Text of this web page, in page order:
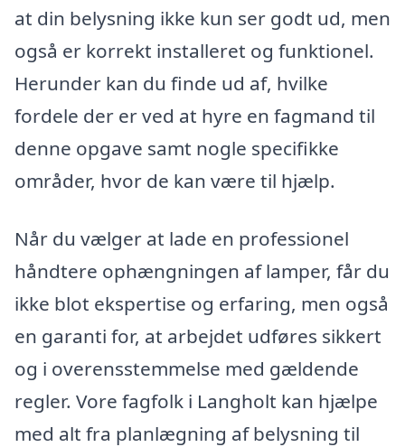
at din belysning ikke kun ser godt ud, men
også er korrekt installeret og funktionel.
Herunder kan du finde ud af, hvilke
fordele der er ved at hyre en fagmand til
denne opgave samt nogle specifikke
områder, hvor de kan være til hjælp.
Når du vælger at lade en professionel
håndtere ophængningen af lamper, får du
ikke blot ekspertise og erfaring, men også
en garanti for, at arbejdet udføres sikkert
og i overensstemmelse med gældende
regler. Vore fagfolk i Langholt kan hjælpe
med alt fra planlægning af belysning til